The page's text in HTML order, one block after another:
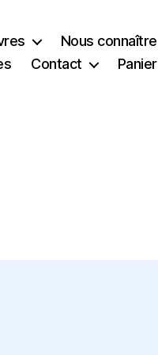
Nous connaître
Contact Panier